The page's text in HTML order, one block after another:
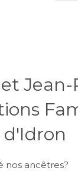
nos ancêtres?